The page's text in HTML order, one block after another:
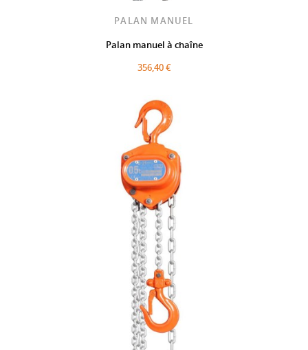
PALAN MANUEL
Palan manuel à chaîne
356,40 €